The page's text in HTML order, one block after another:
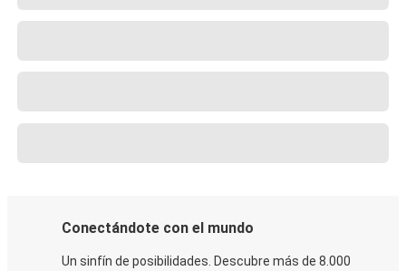
Conectándote con el mundo
Un sinfín de posibilidades. Descubre más de 8.000